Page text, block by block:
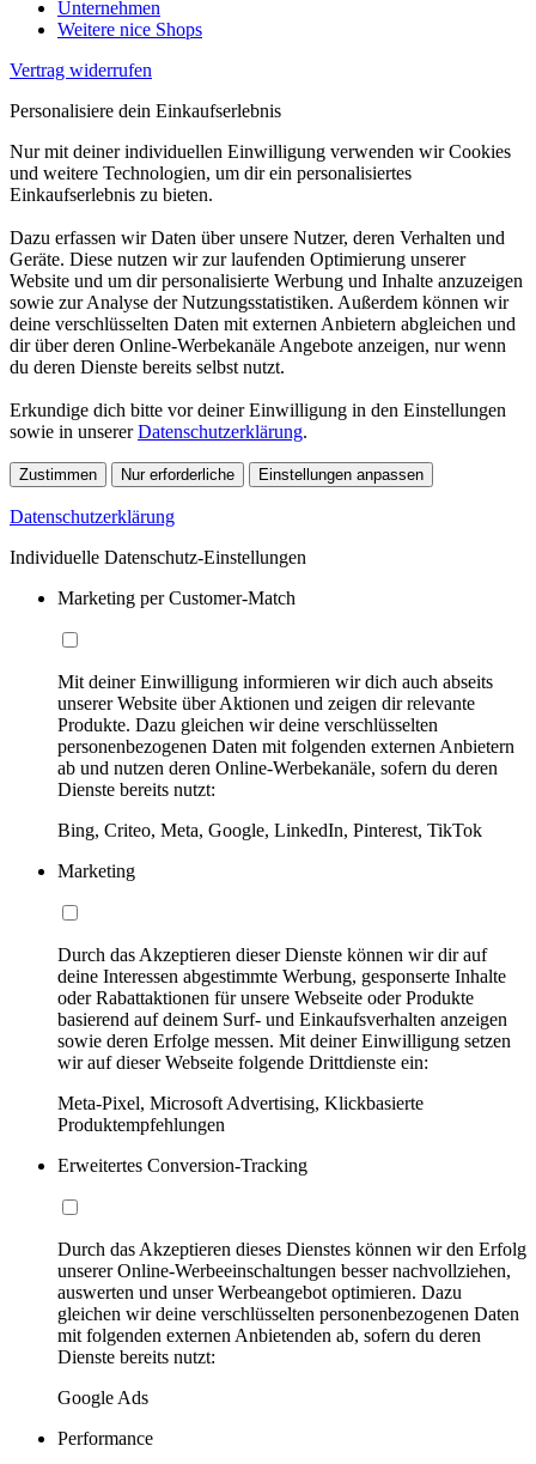
Unternehmen
Weitere nice Shops
Vertrag widerrufen
Personalisiere dein Einkaufserlebnis
Nur mit deiner individuellen Einwilligung verwenden wir Cookies
und weitere Technologien, um dir ein personalisiertes
Einkaufserlebnis zu bieten.
Dazu erfassen wir Daten über unsere Nutzer, deren Verhalten und
Geräte. Diese nutzen wir zur laufenden Optimierung unserer
Website und um dir personalisierte Werbung und Inhalte anzuzeigen
sowie zur Analyse der Nutzungsstatistiken. Außerdem können wir
deine verschlüsselten Daten mit externen Anbietern abgleichen und
dir über deren Online-Werbekanäle Angebote anzeigen, nur wenn
du deren Dienste bereits selbst nutzt.
Erkundige dich bitte vor deiner Einwilligung in den Einstellungen
sowie in unsererDatenschutzerklärung.
Zustimmen Nur erforderliche Einstellungen anpassen
Datenschutzerklärung
Individuelle Datenschutz-Einstellungen
Marketing per Customer-Match
Mit deiner Einwilligung informieren wir dich auch abseits
unserer Website über Aktionen und zeigen dir relevante
Produkte. Dazu gleichen wir deine verschlüsselten
personenbezogenen Daten mit folgenden externen Anbietern
ab und nutzen deren Online-Werbekanäle, sofern du deren
Dienste bereits nutzt:
Bing, Criteo, Meta, Google, LinkedIn, Pinterest, TikTok
Marketing
Durch das Akzeptieren dieser Dienste können wir dir auf
deine Interessen abgestimmte Werbung, gesponserte Inhalte
oder Rabattaktionen für unsere Webseite oder Produkte
basierend auf deinem Surf- und Einkaufsverhalten anzeigen
sowie deren Erfolge messen. Mit deiner Einwilligung setzen
wir auf dieser Webseite folgende Drittdienste ein:
Meta-Pixel, Microsoft Advertising, Klickbasierte
Produktempfehlungen
Erweitertes Conversion-Tracking
Durch das Akzeptieren dieses Dienstes können wir den Erfolg
unserer Online-Werbeeinschaltungen besser nachvollziehen,
auswerten und unser Werbeangebot optimieren. Dazu
gleichen wir deine verschlüsselten personenbezogenen Daten
mit folgenden externen Anbietenden ab, sofern du deren
Dienste bereits nutzt:
Google Ads
Performance